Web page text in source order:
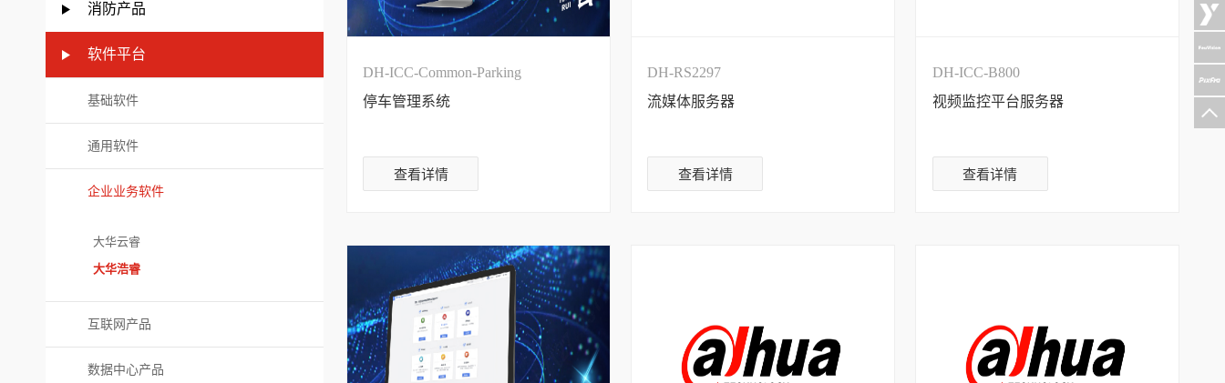
消防产品
软件平台
基础软件
通用软件
企业业务软件
大华云睿
大华浩睿
互联网产品
数据中心产品
DH-ICC-Common-Parking
停车管理系统
查看详情
DH-RS2297
流媒体服务器
查看详情
DH-ICC-B800
视频监控平台服务器
查看详情